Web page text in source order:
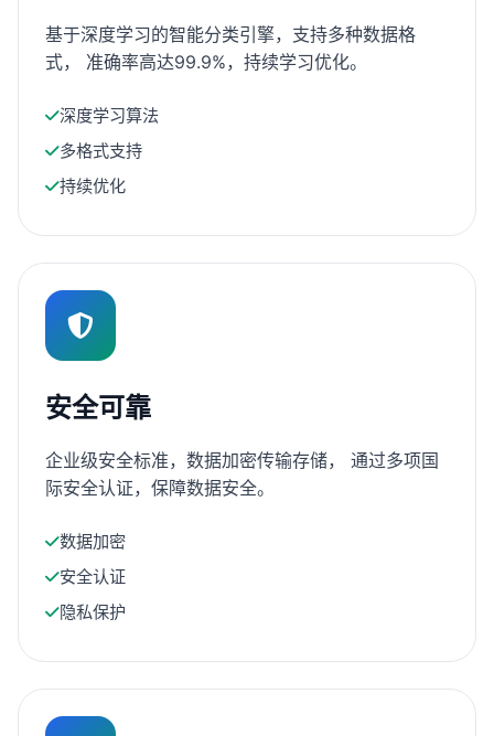
基于深度学习的智能分类引擎，支持多种数据格
式， 准确率高达99.9%，持续学习优化。
深度学习算法
多格式支持
持续优化
安全可靠
企业级安全标准，数据加密传输存储， 通过多项国
际安全认证，保障数据安全。
数据加密
安全认证
隐私保护